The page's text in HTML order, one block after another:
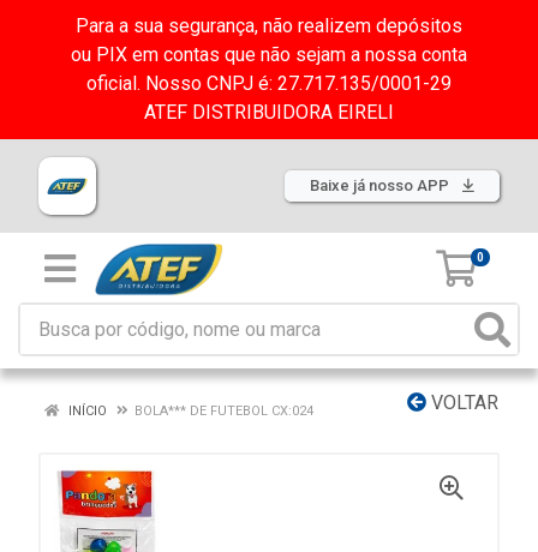
Para a sua segurança, não realizem depósitos
ou PIX em contas que não sejam a nossa conta
oficial. Nosso CNPJ é: 27.717.135/0001-29
ATEF DISTRIBUIDORA EIRELI
Baixe já nosso APP
0
VOLTAR
INÍCIO BOLA*** DE FUTEBOL CX:024